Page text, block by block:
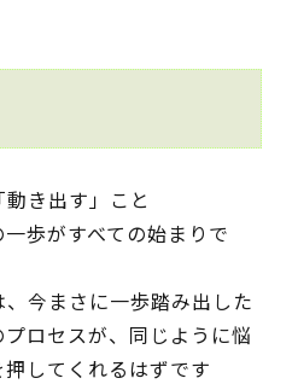
き出す」こと
歩がすべての始まりで
今まさに一歩踏み出した
ロセスが、同じように悩
してくれるはずです